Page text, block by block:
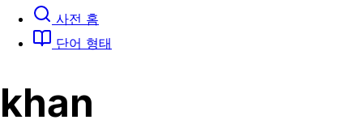
사전 홈
단어 형태
khan